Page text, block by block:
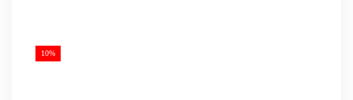
10%